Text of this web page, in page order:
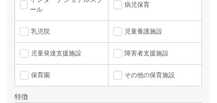
ール
病児保育
乳児院 児童養護施設
児童発達支援施設 障害者支援施設
保育園 その他の保育施設
特徴